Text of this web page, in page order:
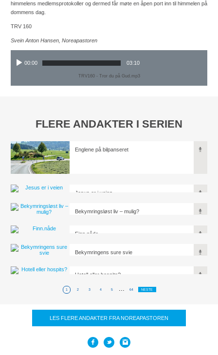
himmelens medlemsprotokoller og dermed får møte en åpen port inn til himmelen på
dommens dag.
TRV 160
Svein Anton Hansen, Noreapastoren
00:00 03:10
TRV160 - Tror du på Gud.mp3
FLERE ANDAKTER I SERIEN
Englene på bilpanseret
Jesus er i veien
Bekymringsløst liv – mulig?
Finn.nåde
Bekymringens sure svie
Hotell eller hospits?
1 2 3 4 5 64 NESTE
LES FLERE ANDAKTER FRA NOREAPASTOREN